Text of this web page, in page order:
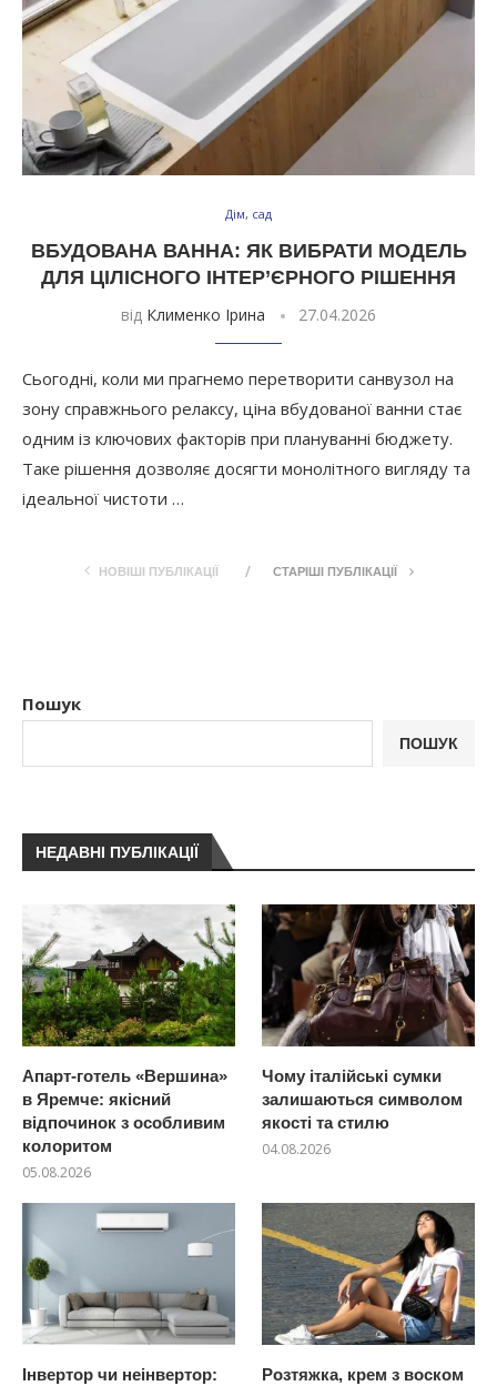
Дім, сад
ВБУДОВАНА ВАННА: ЯК ВИБРАТИ МОДЕЛЬ
ДЛЯ ЦІЛІСНОГО ІНТЕР’ЄРНОГО РІШЕННЯ
від Клименко Ірина 27.04.2026
Сьогодні, коли ми прагнемо перетворити санвузол на
зону справжнього релаксу, ціна вбудованої ванни стає
одним із ключових факторів при плануванні бюджету.
Таке рішення дозволяє досягти монолітного вигляду та
ідеальної чистоти …
НОВІШІ ПУБЛІКАЦІЇ СТАРІШІ ПУБЛІКАЦІЇ
Пошук
ПОШУК
НЕДАВНІ ПУБЛІКАЦІЇ
Апарт-готель «Вершина»
в Яремче: якісний
відпочинок з особливим
колоритом
05.08.2026
Чому італійські сумки
залишаються символом
якості та стилю
04.08.2026
Інвертор чи неінвертор:
Розтяжка, крем з воском